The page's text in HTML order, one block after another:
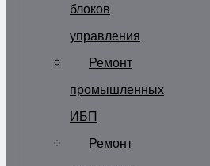
блоков
управления
Ремонт
промышленных
ИБП
Ремонт